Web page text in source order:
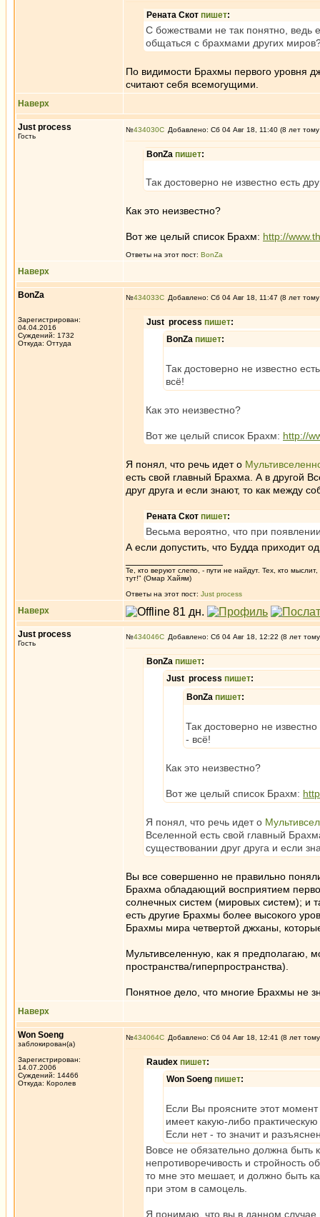
Рената Скот пишет:
С божествами не так понятно, ведь
общаться с брахмами других
По видимости Брахмы первого уровня
считают себя всемогущими.
Наверх
Just process
Гость
№434030 Добавлено: Сб 04 Авг 18, 11:40 (8 лет
BonZa пишет:
Так достоверно не известно есть
Как это неизвестно?
Вот же целый список Брахм: http://
Ответы на этот пост: BonZa
Наверх
BonZa
Зарегистрирован:
04.04.2016
Суждений: 1732
Откуда: Oттyдa
№434033 Добавлено: Сб 04 Авг 18, 11:47 (8 лет
Just process пишет:
BonZa пишет:
Так достоверно не известно
всё!
Как это неизвестно?
Вот же целый список Брахм: http://
Я понял, что речь идет о
есть свой главный Брахма. А в другой
друг друга и если знают, то как между
Рената Скот пишет:
Весьма вероятно, что при
А если допустить, что Будда приходит
Те, кто веруют слепо, - пути не найдут. Тех, кто
тут!" (Омар Хайям)
Ответы на этот пост: Just process
Наверх
Just process
Гость
№434046 Добавлено: Сб 04 Авг 18, 12:22 (8 лет
BonZa пишет:
Just process пишет:
BonZa пишет:
Так достоверно не
- всё!
Как это неизвестно?
Вот же целый список Брахм:
Я понял, что речь идет о
Вселенной есть свой главный
существовании друг друга и если
Вы все совершенно не правильно
Брахма обладающий восприятием
солнечных систем (мировых систем); и
есть другие Брахмы более высокого
Брахмы мира четвертой джханы,
Мультивселенную, как я предполагаю,
пространства/гиперпространства).
Понятное дело, что многие Брахмы не
Наверх
Won Soeng
заблокирован(а)
Зарегистрирован:
14.07.2006
Суждений: 14466
Откуда: Королев
№434064 Добавлено: Сб 04 Авг 18, 12:41 (8 лет
Raudex пишет:
Won Soeng пишет:
Если Вы проясните этот
имеет какую-либо
Если нет - то значит и
Вовсе не обязательно должна быть
непротиворечивость и стройность
то мне это мешает, и должно быть
при этом в самоцель.
Я понимаю, что вы в данном случае